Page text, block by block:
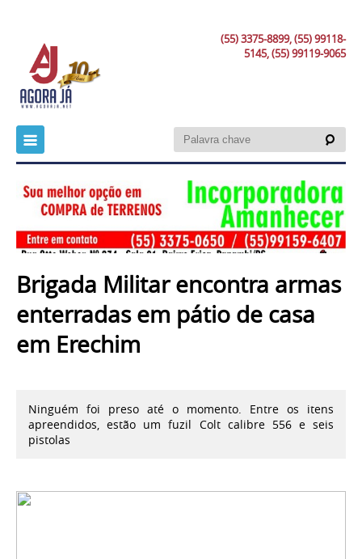
(55) 3375-8899, (55) 99118-
5145, (55) 99119-9065
Brigada Militar encontra armas
enterradas em pátio de casa
em Erechim
Ninguém foi preso até o momento. Entre os itens
apreendidos, estão um fuzil Colt calibre 556 e seis
pistolas